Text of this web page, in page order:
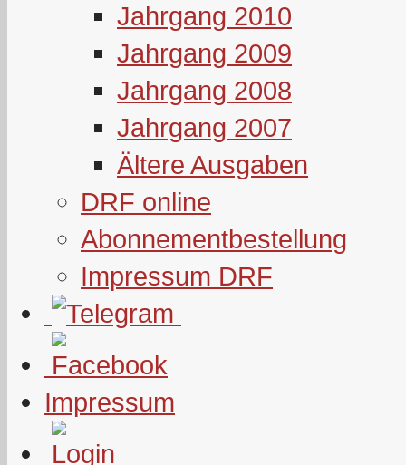
Jahrgang 2010
Jahrgang 2009
Jahrgang 2008
Jahrgang 2007
Ältere Ausgaben
DRF online
Abonnementbestellung
Impressum DRF
Impressum